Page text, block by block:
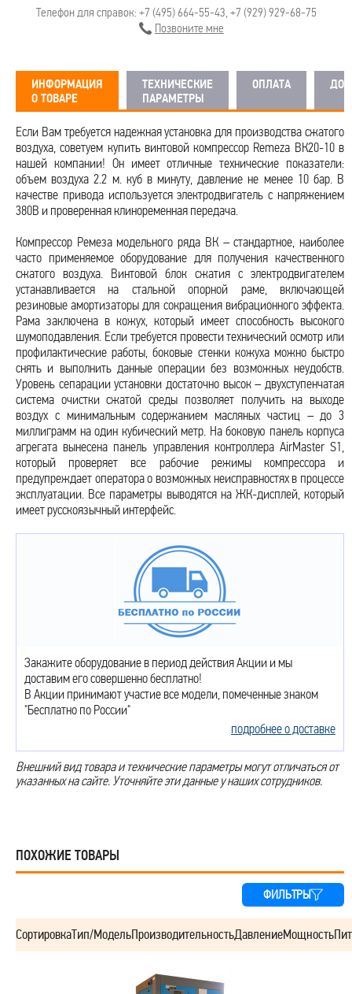
Телефон для справок: +7 (495) 664-55-43 +7 (929) 929-68-75
Позвоните мне
ИНФОРМАЦИЯ
О ТОВАРЕ
ТЕХНИЧЕСКИЕ
ПАРАМЕТРЫ
ОПЛАТА
Если Вам требуется надежная установка для производства сжатого
воздуха, советуем купить винтовой компрессор Remeza ВК20-10 в
нашей компании! Он имеет отличные технические показатели:
объем воздуха 2.2 м. куб в минуту, давление не менее 10 бар. В
качестве привода используется электродвигатель с напряжением
380В и проверенная клиноременная передача.
Компрессор Ремеза модельного ряда ВК – стандартное, наиболее
часто применяемое оборудование для получения качественного
сжатого воздуха. Винтовой блок сжатия с электродвигателем
устанавливается на стальной опорной раме, включающей
резиновые амортизаторы для сокращения вибрационного эффекта.
Рама заключена в кожух, который имеет способность высокого
шумоподавления. Если требуется провести технический осмотр или
профилактические работы, боковые стенки кожуха можно быстро
снять и выполнить данные операции без возможных неудобств.
Уровень сепарации установки достаточно высок – двухступенчатая
система очистки сжатой среды позволяет получить на выходе
воздух с минимальным содержанием масляных частиц – до 3
миллиграмм на один кубический метр. На боковую панель корпуса
агрегата вынесена панель управления контроллера AirMaster S1,
который проверяет все рабочие режимы компрессора и
предупреждает оператора о возможных неисправностях в процессе
эксплуатации. Все параметры выводятся на ЖК-дисплей, который
имеет русскоязычный интерфейс.
Закажите оборудование в период действия Акции и мы
доставим его совершенно бесплатно!
В Акции принимают участие все модели, помеченные знаком
"Бесплатно по России"
подробнее о доставке
Внешний вид товара и технические параметры могут отличаться от
указанных на сайте. Уточняйте эти данные у наших сотрудников.
ПОХОЖИЕ ТОВАРЫ
ФИЛЬТРЫ
СортировкаТип/МодельПроизводительностьДавлениеМощность